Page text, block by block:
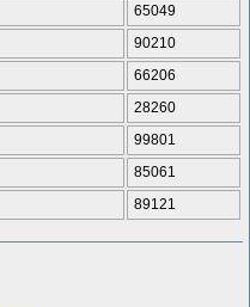
65049
90210
66206
28260
99801
85061
89121